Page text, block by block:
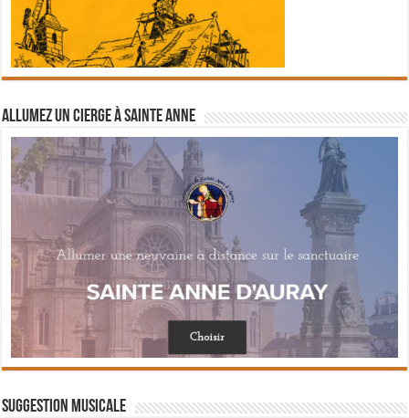
Allumez un cierge à Sainte Anne
Suggestion musicale